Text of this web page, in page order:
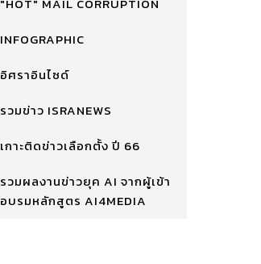
INFOGRAPHIC
อิศราอินไซด์
รวมข่าว ISRANEWS
เกาะติดข่าวเลือกตั้ง ปี 66
รวมผลงานข่าวยุค AI จากผู้เข้า
อบรมหลักสูตร AI4MEDIA